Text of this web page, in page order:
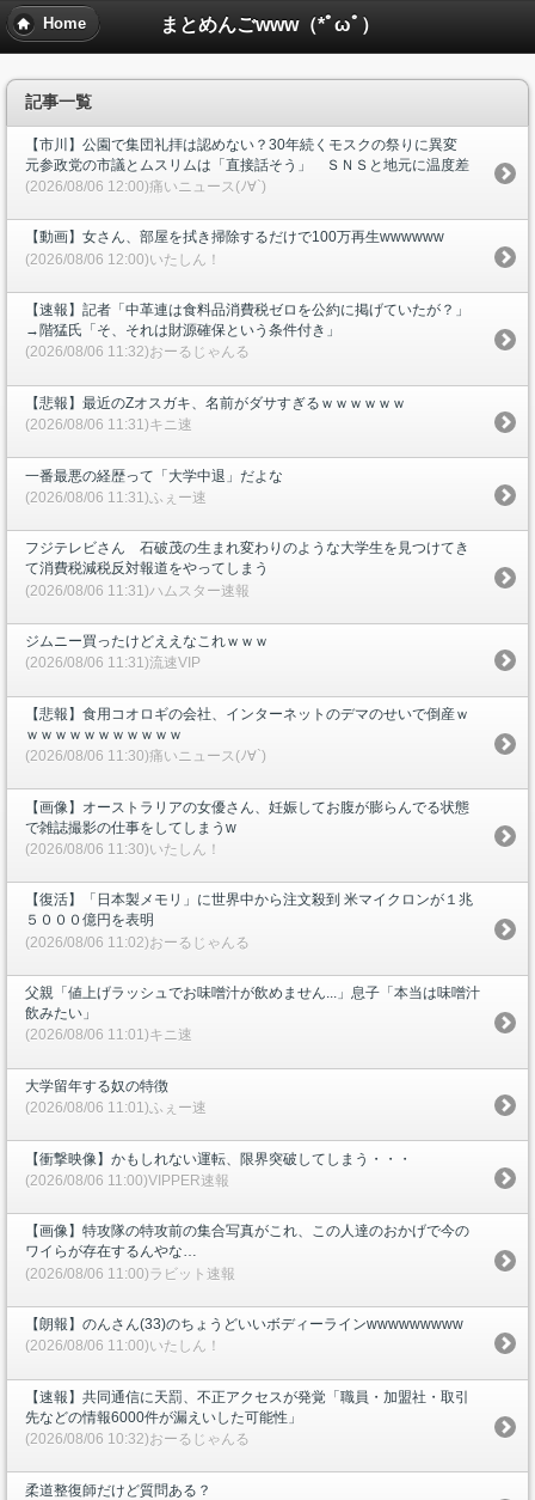
まとめんごwww（*ﾟωﾟ）
Home
記事一覧
【市川】公園で集団礼拝は認めない？30年続くモスクの祭りに異変
元参政党の市議とムスリムは「直接話そう」 ＳＮＳと地元に温度差
(2026/08/06 12:00)痛いニュース(ﾉ∀`)
【動画】女さん、部屋を拭き掃除するだけで100万再生wwwwww
(2026/08/06 12:00)いたしん！
【速報】記者「中革連は食料品消費税ゼロを公約に掲げていたが？」
→階猛氏「そ、それは財源確保という条件付き」
(2026/08/06 11:32)おーるじゃんる
【悲報】最近のZオスガキ、名前がダサすぎるｗｗｗｗｗｗ
(2026/08/06 11:31)キニ速
一番最悪の経歴って「大学中退」だよな
(2026/08/06 11:31)ふぇー速
フジテレビさん 石破茂の生まれ変わりのような大学生を見つけてき
て消費税減税反対報道をやってしまう
(2026/08/06 11:31)ハムスター速報
ジムニー買ったけどええなこれｗｗｗ
(2026/08/06 11:31)流速VIP
【悲報】食用コオロギの会社、インターネットのデマのせいで倒産ｗ
ｗｗｗｗｗｗｗｗｗｗｗ
(2026/08/06 11:30)痛いニュース(ﾉ∀`)
【画像】オーストラリアの女優さん、妊娠してお腹が膨らんでる状態
で雑誌撮影の仕事をしてしまうw
(2026/08/06 11:30)いたしん！
【復活】「日本製メモリ」に世界中から注文殺到 米マイクロンが１兆
５０００億円を表明
(2026/08/06 11:02)おーるじゃんる
父親「値上げラッシュでお味噌汁が飲めません...」息子「本当は味噌汁
飲みたい」
(2026/08/06 11:01)キニ速
大学留年する奴の特徴
(2026/08/06 11:01)ふぇー速
【衝撃映像】かもしれない運転、限界突破してしまう・・・
(2026/08/06 11:00)VIPPER速報
【画像】特攻隊の特攻前の集合写真がこれ、この人達のおかげで今の
ワイらが存在するんやな…
(2026/08/06 11:00)ラビット速報
【朗報】のんさん(33)のちょうどいいボディーラインwwwwwwwww
(2026/08/06 11:00)いたしん！
【速報】共同通信に天罰、不正アクセスが発覚「職員・加盟社・取引
先などの情報6000件が漏えいした可能性」
(2026/08/06 10:32)おーるじゃんる
柔道整復師だけど質問ある？